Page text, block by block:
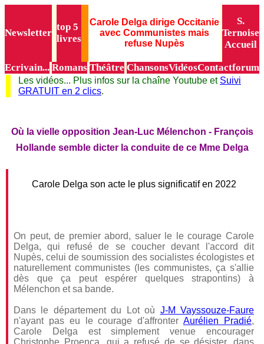
Newsletter
top 5
livres
Carole Delga dirige Occitanie
avec Communistes mais
refuse Nupès
S.
Ternoise
Accueil
Ecrivain... Romans Théâtre ChansonsVidéosContactforum
Les vidéos... Plus infos sur la chaîne Youtube et Suivi
GRATUIT en 2 clics.
Où la vielle opposition Jean-Luc Mélenchon - François
Hollande semble dicter la conduite de ce Mme Delga
Carole Delga son acte le plus significatif en 2022
On peut, de premier abord, saluer le le courage Carole
Delga, qui refusé de se coucher devant l'accord dit
Nupès, celui de soumission des socialistes écologistes et
naturellement communistes (les communistes, ça s'allie
dès que ça peut espérer quelques strapontins) à
Mélenchon et sa bande.
Dans le département du Lot où J-M Vayssouze-Faure
n'ayant pas eu le courage d'affronterAurélien Pradié,
Carole Delga est simplement venue encourager
Christophe Proença, qui a refusé de se désister, dans